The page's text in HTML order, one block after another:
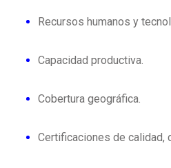
Recursos humanos y
Capacidad productiva.
Cobertura geográfica.
Certificaciones de calidad,